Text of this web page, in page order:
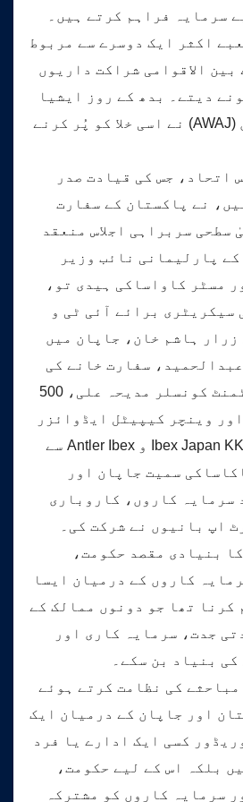
سرمایہ فراہم کرتے ہیں۔
اکثر ایک دوسرے سے مربوط
بین الاقوامی شراکت داریوں
دیتے۔ بدھ کے روز ایشیا
ویب3 الائنس جاپان (AWAJ) نے اسی خلا کو پُر کرنے
اتحاد، جس کی قیادت صدر
نے پاکستان کے سفارت
سطحی سربراہی اجلاس منعقد
پارلیمانی نائب وزیر
مسٹر کاواساکی ہیدی تو،
سیکریٹری برائے آئی ٹی و
ہاشم خان، جاپان میں
سفارت خانے کی
ٹریڈ اینڈ انویسٹمنٹ کونسلر مدیحہ علی، 500
وینچر کیپیٹل ایڈوائزر
جوناتھن ٹی، اور Ibex Japan KK و Antler Ibex سے
سمیت جاپان اور
سرمایہ کاروں، کاروباری
اپ بانیوں نے شرکت کی۔
بنیادی مقصد حکومت،
کاروں کے درمیان ایسا
کرنا تھا جو دونوں ممالک کے
جدت، سرمایہ کاری اور
بنیاد بن سکے۔
مباحثے کی نظامت کرتے ہوئے
اور جاپان کے درمیان ایک
کسی ایک ادارے یا فرد
بلکہ اس کے لیے حکومت،
سرمایہ کاروں کو مشترکہ